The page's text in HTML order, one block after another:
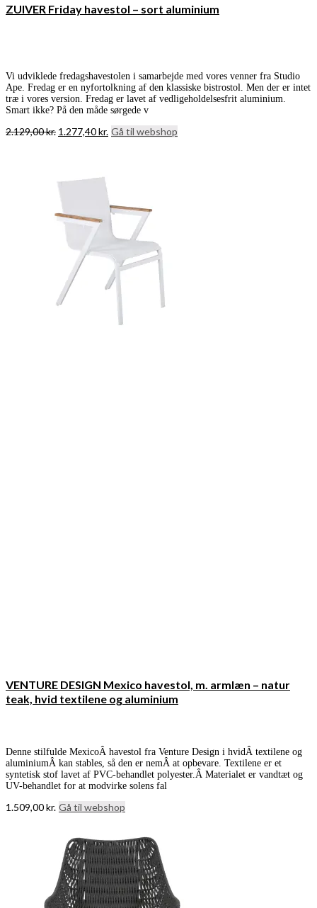
ZUIVER Friday havestol – sort aluminium
Vi udviklede fredagshavestolen i samarbejde med vores venner fra Studio
Ape. Fredag er en nyfortolkning af den klassiske bistrostol. Men der er intet
træ i vores version. Fredag er lavet af vedligeholdelsesfrit aluminium.
Smart ikke? På den måde sørgede v
2.129,00kr. Den
2.129,00 kr..
1.277,40kr. Den
Gå til webshop
VENTURE DESIGN Mexico havestol, m. armlæn – natur
teak, hvid textilene og aluminium
Denne stilfulde MexicoÂ havestol fra Venture Design i hvidÂ textilene og
aluminiumÂ kan stables, så den er nemÂ at opbevare. Textilene er et
syntetisk stof lavet af PVC-behandlet polyester.Â Materialet er vandtæt og
UV-behandlet for at modvirke solens fal
1.509,00kr. Gå til webshop